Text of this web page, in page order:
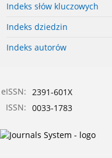
Indeks słów kluczowych
Indeks dziedzin
Indeks autorów
eISSN: 2391-601X
ISSN: 0033-1783